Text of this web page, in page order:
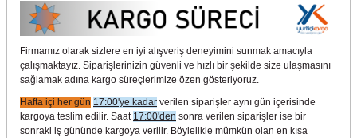
Firmamız olarak sizlere en iyi alışveriş deneyimini sunmak amacıyla
çalışmaktayız. Siparişlerinizin güvenli ve hızlı bir şekilde size ulaşmasını
sağlamak adına kargo süreçlerimize özen gösteriyoruz.
Hafta içi her gün 17:00'ye kadar verilen siparişler aynı gün içerisinde
kargoya teslim edilir. Saat 17:00'den sonra verilen siparişler ise bir
sonraki iş gününde kargoya verilir. Böylelikle mümkün olan en kısa